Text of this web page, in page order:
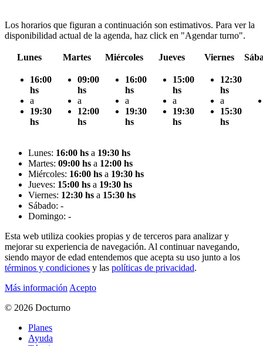
Los horarios que figuran a continuación son estimativos. Para ver la
disponibilidad actual de la agenda, haz click en "Agendar turno".
Lunes Martes Miércoles Jueves Viernes
16:00
hs
a
19:30
hs
09:00
hs
a
12:00
hs
16:00
hs
a
19:30
hs
15:00
hs
a
19:30
hs
12:30
hs
a
15:30
hs
Lunes: 16:00 hs a 19:30 hs
Martes: 09:00 hs a 12:00 hs
Miércoles: 16:00 hs a 19:30 hs
Jueves: 15:00 hs a 19:30 hs
Viernes: 12:30 hs a 15:30 hs
Sábado: -
Domingo: -
Esta web utiliza cookies propias y de terceros para analizar y
mejorar su experiencia de navegación. Al continuar navegando,
siendo mayor de edad entendemos que acepta su uso junto a los
términos y condiciones y las políticas de privacidad.
Más información Acepto
© 2026 Docturno
Planes
Ayuda